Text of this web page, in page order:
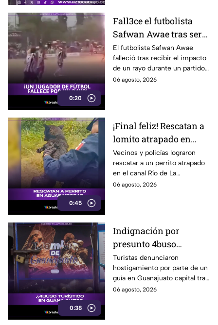
0:20
Fall3ce el futbolista
Safwan Awae tras ser
alcanzado por un rayo
en pleno partido
El futbolista Safwan Awae
falleció tras recibir el impacto
de un rayo durante un partido
en Tailandia. La descarga dejó
06 agosto, 2026
0:45
¡Final feliz! Rescatan a
lomito atrapado en
canal de aguas n3gras
en Chimalhuacán
Vecinos y policías lograron
rescatar a un perrito atrapado
en el canal Río de La
Compañía, en Chimalhuacán.
06 agosto, 2026
0:38
Indignación por
presunto 4buso
turístico en Guanajuato
capital: guía encaró a
visitantes
Turistas denunciaron
hostigamiento por parte de un
guía en Guanajuato capital tras
negarse a entrar a museos. El
06 agosto, 2026